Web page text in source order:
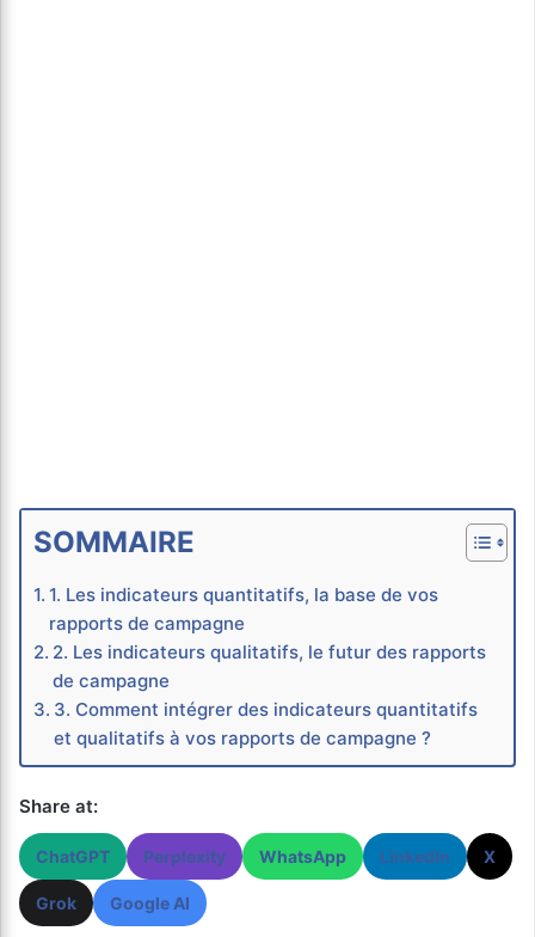
SOMMAIRE
1. Les indicateurs quantitatifs, la base de vos
rapports de campagne
2. Les indicateurs qualitatifs, le futur des rapports
de campagne
3. Comment intégrer des indicateurs quantitatifs
et qualitatifs à vos rapports de campagne ?
Share at:
ChatGPT Perplexity WhatsApp LinkedIn X
Grok Google AI